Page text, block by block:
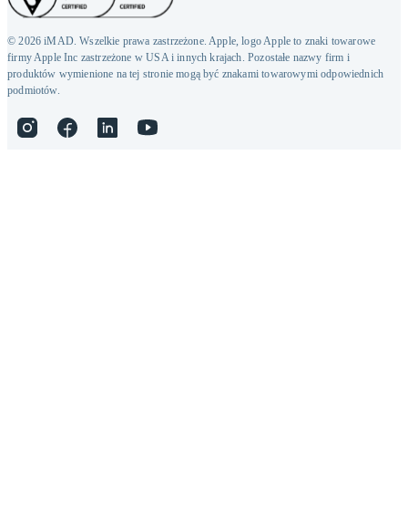
© 2026 iMAD. Wszelkie prawa zastrzeżone. Apple, logo Apple to znaki towarowe
firmy Apple Inc zastrzeżone w USA i innych krajach. Pozostałe nazwy firm i
produktów wymienione na tej stronie mogą być znakami towarowymi odpowiednich
podmiotów.